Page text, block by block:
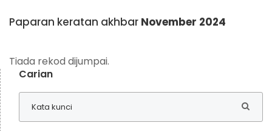
Paparan keratan akhbar November 2024
Tiada rekod dijumpai.
Carian